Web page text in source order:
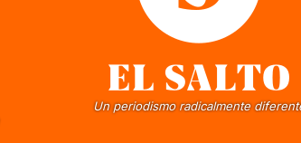
Un periodismo radicalmente